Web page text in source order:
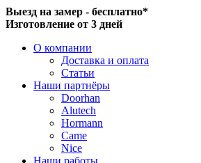
Выезд на замер - бесплатно*
Изготовление от 3 дней
О компании
Доставка и оплата
Статьи
Наши партнёры
Doorhan
Alutech
Hormann
Came
Nice
Наши работы